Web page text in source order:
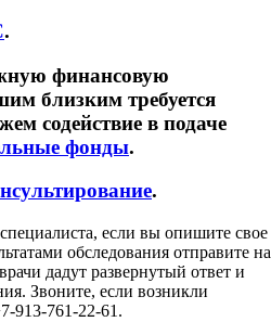
.
финансовую
близким требуется
содействие в подаче
фонды.
.
если вы опишите свое
обследования отправите на
дадут развернутый ответ и
Звоните, если возникли
913-761-22-61.